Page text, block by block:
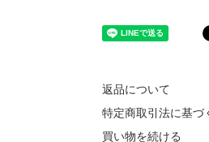
返品について
特定商取引法に基づ
買い物を続ける